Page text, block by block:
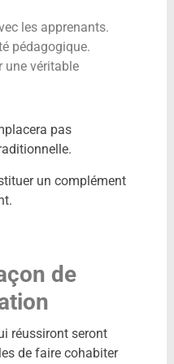
les apprenants.
pédagogique.
une véritable
pas
un complément
de
réussiront seront
de faire cohabiter